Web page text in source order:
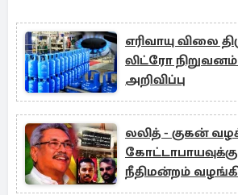
எரிவாயு விலை
லிட்ரோ
அறிவிப்பு
லலித் - குகன்
நீதிமன்றம்